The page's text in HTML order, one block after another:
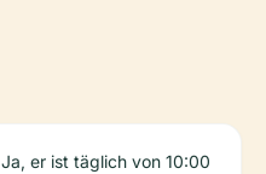
Ja, er ist täglich von 10:00